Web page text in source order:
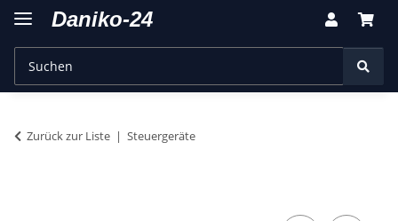
Zurück zur Liste Steuergeräte